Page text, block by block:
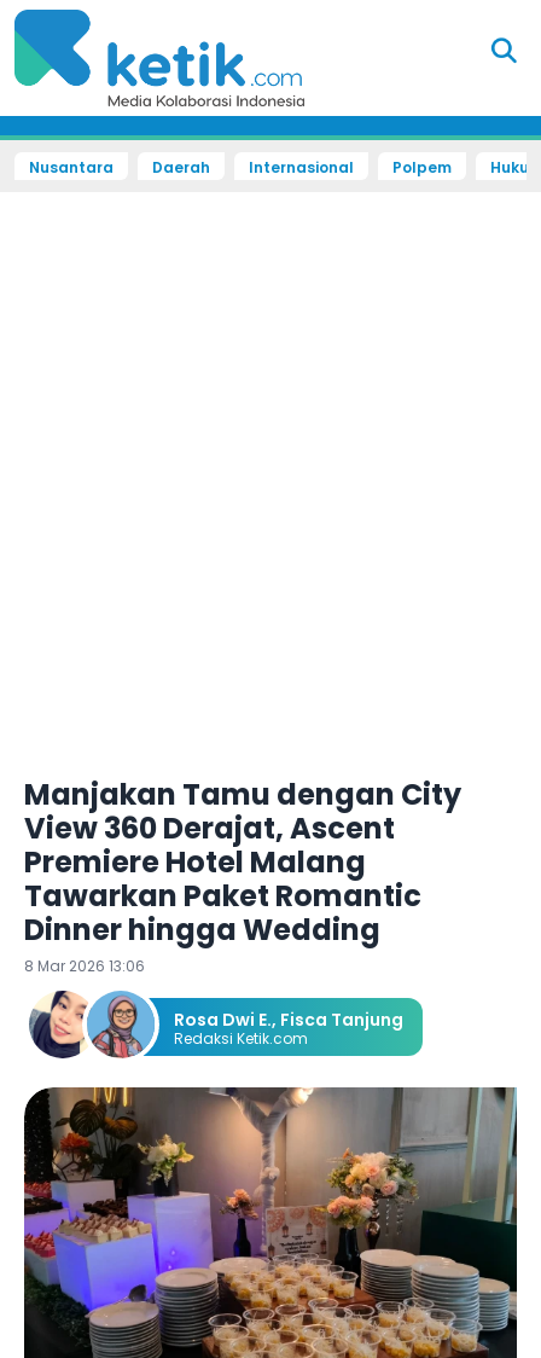
Nusantara Daerah Internasional Polpem
Manjakan Tamu dengan City
View 360 Derajat, Ascent
Premiere Hotel Malang
Tawarkan Paket Romantic
Dinner hingga Wedding
8 Mar 2026 13:06
Rosa Dwi E., Fisca Tanjung
Redaksi Ketik.com